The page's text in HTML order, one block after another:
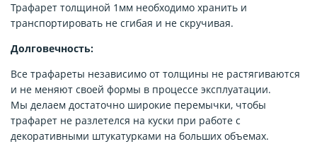
Трафарет толщиной 1мм необходимо хранить и
транспортировать не сгибая и не скручивая.
Долговечность:
Все трафареты независимо от толщины не растягиваются
и не меняют своей формы в процессе эксплуатации.
Мы делаем достаточно широкие перемычки, чтобы
трафарет не разлетелся на куски при работе с
декоративными штукатурками на больших объемах.